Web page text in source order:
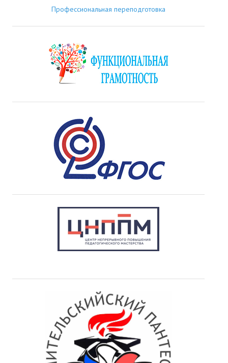
Профессиональная переподготовка